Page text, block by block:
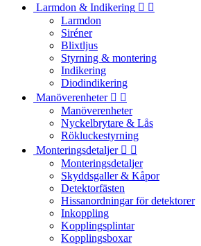
Larmdon & Indikering  
Larmdon
Siréner
Blixtljus
Styrning & montering
Indikering
Diodindikering
Manöverenheter  
Manöverenheter
Nyckelbrytare & Lås
Rökluckestyrning
Monteringsdetaljer  
Monteringsdetaljer
Skyddsgaller & Kåpor
Detektorfästen
Hissanordningar för detektorer
Inkoppling
Kopplingsplintar
Kopplingsboxar